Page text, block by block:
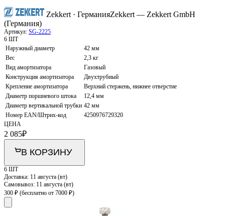
Zekkert · ГерманияZekkert — Zekkert GmbH
(Германия)
Артикул: SG-2225
6 ШТ
Наружный диаметр
42 мм
Вес
2,3 кг
Вид амортизатора
Газовый
Конструкция амортизатора
Двухтрубный
Крепление амортизатора
Верхний стержень, нижнее отверстие
Диаметр поршневого штока
12,4 мм
Диаметр вертикальной трубки 42 мм
Номер EAN/Штрих-код
4250976729320
ЦЕНА
2 085₽
В КОРЗИНУ
6 ШТ
Доставка: 11 августа (вт)
Самовывоз: 11 августа (вт)
300 ₽ (бесплатно от 7000 ₽)